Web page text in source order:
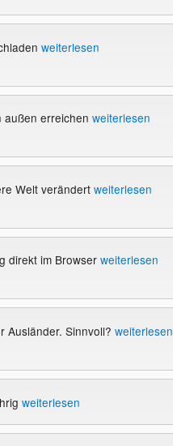
weiterlesen
außen erreichen weiterlesen
Welt verändert weiterlesen
direkt im Browser weiterlesen
Ausländer. Sinnvoll? weiterlesen
weiterlesen